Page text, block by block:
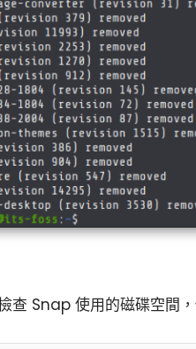
查 Snap 使用的磁碟空間